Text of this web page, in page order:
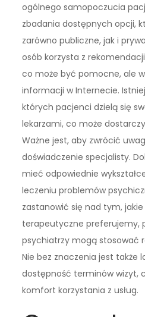
ogólnego samopoczucia
zbadania dostępnych opcji,
zarówno publiczne, jak i
osób korzysta z
co może być pomocne, ale
informacji w Internecie.
których pacjenci dzielą się
lekarzami, co może
Ważne jest, aby zwrócić
doświadczenie specjalisty.
mieć odpowiednie
leczeniu problemów
zastanowić się nad tym,
terapeutyczne preferujemy,
psychiatrzy mogą stosować
Nie bez znaczenia jest także
dostępność terminów wizyt,
komfort korzystania z usług.